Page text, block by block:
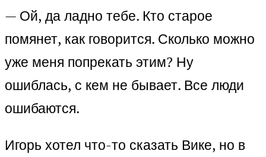
— Ой, да ладно тебе. Кто старое
помянет, как говорится. Сколько можно
уже меня попрекать этим? Ну
ошиблась, с кем не бывает. Все люди
ошибаются.
Игорь хотел что-то сказать Вике, но в